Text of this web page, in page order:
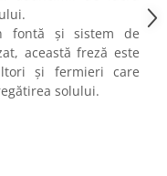
fontă și sistem de
această freză este
și fermieri care
solului.